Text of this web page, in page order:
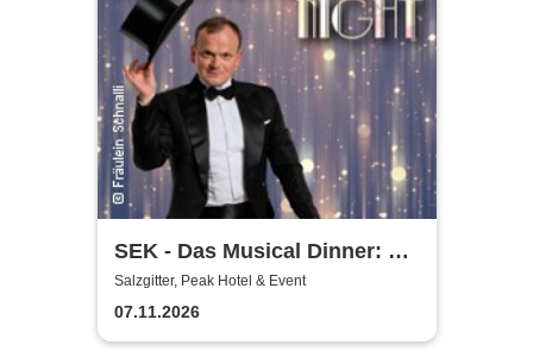
SEK - Das Musical Dinner: A
Broadway Night
Salzgitter, Peak Hotel & Event
07.11.2026